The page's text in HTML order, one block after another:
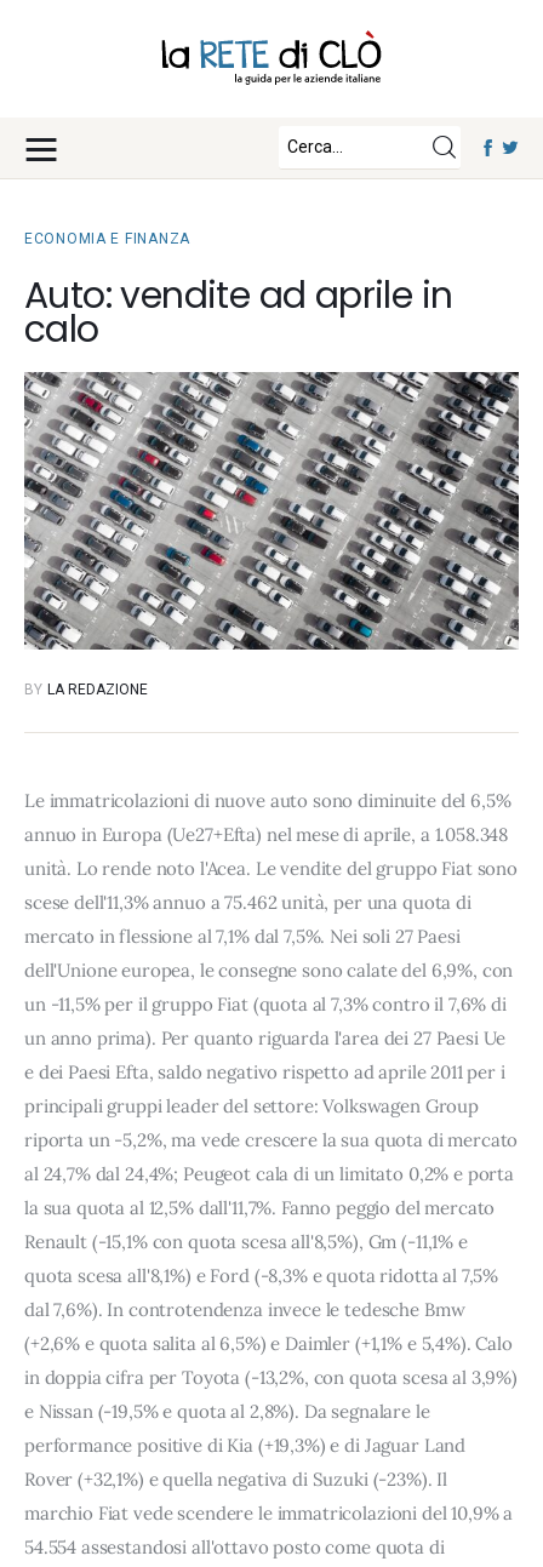
Fisco e Tasse
Notizie Lavoro
La Redazione
Collabora con noi
Contatti
ECONOMIA E FINANZA
Auto: vendite ad aprile in
calo
BY LA REDAZIONE
Le immatricolazioni di nuove auto sono diminuite del 6,5%
annuo in Europa (Ue27+Efta) nel mese di aprile, a 1.058.348
unità. Lo rende noto l'Acea. Le vendite del gruppo Fiat sono
scese dell'11,3% annuo a 75.462 unità, per una quota di
mercato in flessione al 7,1% dal 7,5%. Nei soli 27 Paesi
dell'Unione europea, le consegne sono calate del 6,9%, con
un -11,5% per il gruppo Fiat (quota al 7,3% contro il 7,6% di
un anno prima). Per quanto riguarda l'area dei 27 Paesi Ue
e dei Paesi Efta, saldo negativo rispetto ad aprile 2011 per i
principali gruppi leader del settore: Volkswagen Group
riporta un -5,2%, ma vede crescere la sua quota di mercato
al 24,7% dal 24,4%; Peugeot cala di un limitato 0,2% e porta
la sua quota al 12,5% dall'11,7%. Fanno peggio del mercato
Renault (-15,1% con quota scesa all'8,5%), Gm (-11,1% e
quota scesa all'8,1%) e Ford (-8,3% e quota ridotta al 7,5%
dal 7,6%). In controtendenza invece le tedesche Bmw
(+2,6% e quota salita al 6,5%) e Daimler (+1,1% e 5,4%). Calo
in doppia cifra per Toyota (-13,2%, con quota scesa al 3,9%)
e Nissan (-19,5% e quota al 2,8%). Da segnalare le
performance positive di Kia (+19,3%) e di Jaguar Land
Rover (+32,1%) e quella negativa di Suzuki (-23%). Il
marchio Fiat vede scendere le immatricolazioni del 10,9% a
54.554 assestandosi all'ottavo posto come quota di